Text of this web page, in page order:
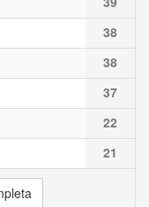
38
38
37
22
21